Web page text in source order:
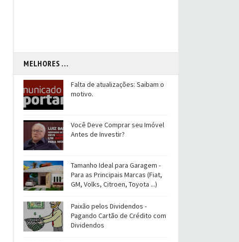
MELHORES ...
Falta de atualizações: Saibam o
motivo.
Você Deve Comprar seu Imóvel
Antes de Investir?
Tamanho Ideal para Garagem -
Para as Principais Marcas (Fiat,
GM, Volks, Citroen, Toyota ...)
Paixão pelos Dividendos -
Pagando Cartão de Crédito com
Dividendos